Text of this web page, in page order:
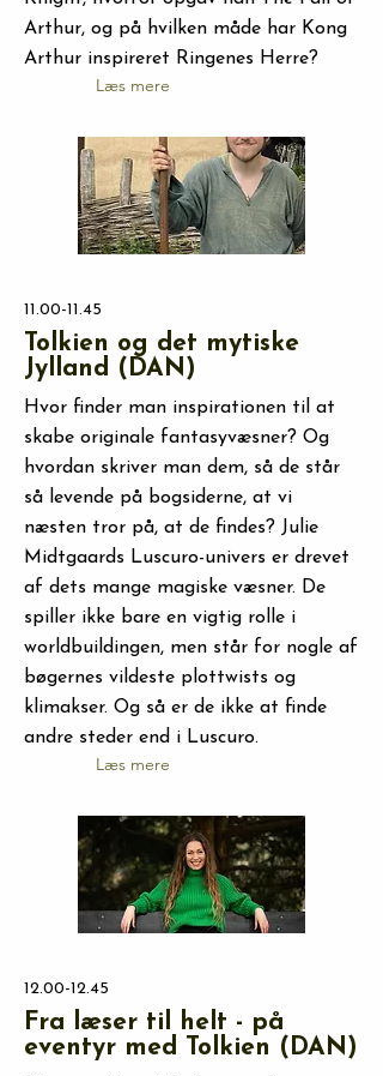
Arthur, og på hvilken måde har Kong
Arthur inspireret Ringenes Herre?
Læs mere
11.00-11.45
Tolkien og det mytiske
Jylland (DAN)
Hvor finder man inspirationen til at
skabe originale fantasyvæsner? Og
hvordan skriver man dem, så de står
så levende på bogsiderne, at vi
næsten tror på, at de findes? Julie
Midtgaards Luscuro-univers er drevet
af dets mange magiske væsner. De
spiller ikke bare en vigtig rolle i
worldbuildingen, men står for nogle af
bøgernes vildeste plottwists og
klimakser. Og så er de ikke at finde
andre steder end i Luscuro.
Læs mere
12.00-12.45
Fra læser til helt - på
eventyr med Tolkien (DAN)